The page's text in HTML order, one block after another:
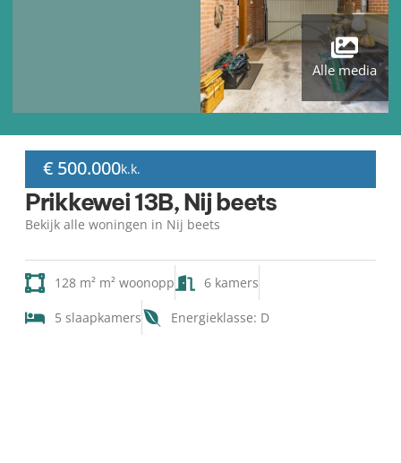
Alle media
€ 500.000k.k.
Prikkewei 13B, Nij beets
Bekijk alle woningen in Nij beets
128 m² m² woonopp 6 kamers
5 slaapkamers Energieklasse: D